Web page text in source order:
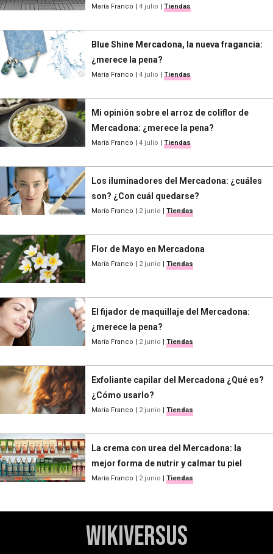
María Franco 4 julio Tiendas
Blue Shine Mercadona, la nueva fragancia:
¿merece la pena?
María Franco 4 julio Tiendas
Mi opinión sobre el arroz de coliflor de
Mercadona: ¿merece la pena?
María Franco 4 julio Tiendas
Los iluminadores del Mercadona: ¿cuáles
son? ¿Con cuál quedarse?
María Franco 2 junio Tiendas
Flor de Mayo en Mercadona
María Franco 2 junio Tiendas
El fijador de maquillaje del Mercadona:
¿merece la pena?
María Franco | 2 junio | Tiendas
Exfoliante capilar del Mercadona ¿Qué es?
¿Cómo usarlo?
María Franco | 2 junio | Tiendas
La crema con urea del Mercadona: la
mejor forma de nutrir y calmar tu piel
María Franco | 2 junio | Tiendas
WikiVersus